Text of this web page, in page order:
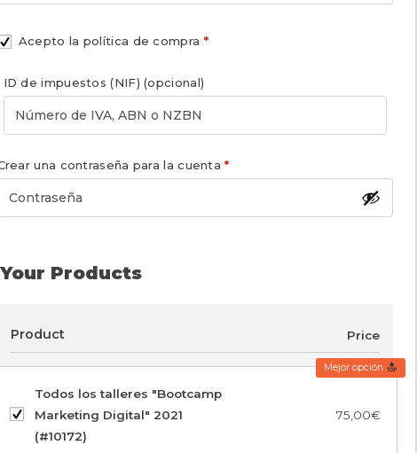
Acepto la política de compra *
ID de impuestos (NIF)(opcional)
una contraseña para la cuenta*
Your Products
Product Price
Mejor opción
Todos los talleres "Bootcamp
Marketing Digital" 2021
(#10172)
75,00€